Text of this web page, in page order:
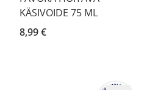
KÄSIVOIDE 75 ML
8,99 €